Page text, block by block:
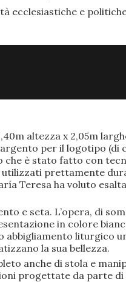
e
altezza x 2,05m
per il logotipo (di
è stato fatto con
utilizzati prettamente
Teresa ha voluto
e seta. L’opera, di
in colore
liturgico
la sua bellezza.
anche di stola e
progettate da parte di